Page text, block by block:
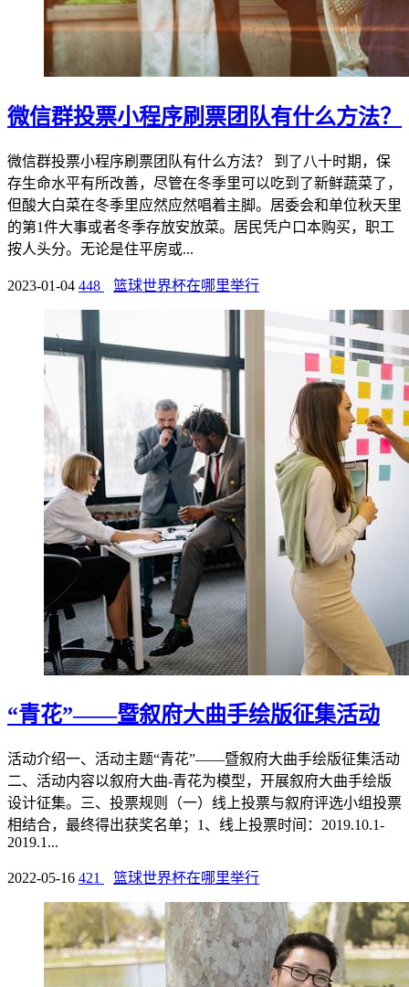
微信群投票小程序刷票团队有什么方法？
微信群投票小程序刷票团队有什么方法？ 到了八十时期，保
存生命水平有所改善，尽管在冬季里可以吃到了新鲜蔬菜了，
但酸大白菜在冬季里应然应然唱着主脚。居委会和单位秋天里
的第1件大事或者冬季存放安放菜。居民凭户口本购买，职工
按人头分。无论是住平房或...
2023-01-04 448 篮球世界杯在哪里举行
“青花”——暨叙府大曲手绘版征集活动
活动介绍一、活动主题“青花”——暨叙府大曲手绘版征集活动
二、活动内容以叙府大曲-青花为模型，开展叙府大曲手绘版
设计征集。三、投票规则（一）线上投票与叙府评选小组投票
相结合，最终得出获奖名单；1、线上投票时间：2019.10.1-
2019.1...
2022-05-16 421 篮球世界杯在哪里举行